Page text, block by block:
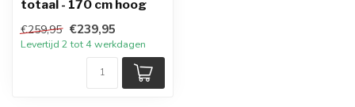
totaal - 170 cm hoog
€259,95 €239,95
Levertijd 2 tot 4 werkdagen